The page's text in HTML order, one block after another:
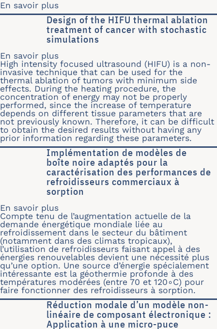
En savoir plus
Design of the HIFU thermal ablation
treatment of cancer with stochastic
simulations
En savoir plus
High intensity focused ultrasound (HIFU) is a non-
invasive technique that can be used for the
thermal ablation of tumors with minimum side
effects. During the heating procedure, the
concentration of energy may not be properly
performed, since the increase of temperature
depends on different tissue parameters that are
not previously known. Therefore, it can be difficult
to obtain the desired results without having any
prior information regarding these parameters.
Implémentation de modèles de
boîte noire adaptés pour la
caractérisation des performances de
refroidisseurs commerciaux à
sorption
En savoir plus
Compte tenu de l’augmentation actuelle de la
demande énergétique mondiale liée au
refroidissement dans le secteur du bâtiment
(notamment dans des climats tropicaux),
l’utilisation de refroidisseurs faisant appel à des
énergies renouvelables devient une nécessité plus
qu’une option. Une source d’énergie spécialement
intéressante est la géothermie profonde à des
températures modérées (entre 70 et 120∘C) pour
faire fonctionner des refroidisseurs à sorption.
Réduction modale d’un modèle non-
linéaire de composant électronique :
Application à une micro-puce